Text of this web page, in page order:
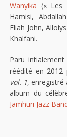
Wanyika (« Les
Hamisi,
Eliah John,
Khalfani.
Paru
réédité en 2012
vol. 1, enregistré
album du
Jamhuri Jazz